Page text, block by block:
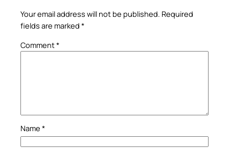
Your email address will not be published. Required
fields are marked *
Comment*
Name *